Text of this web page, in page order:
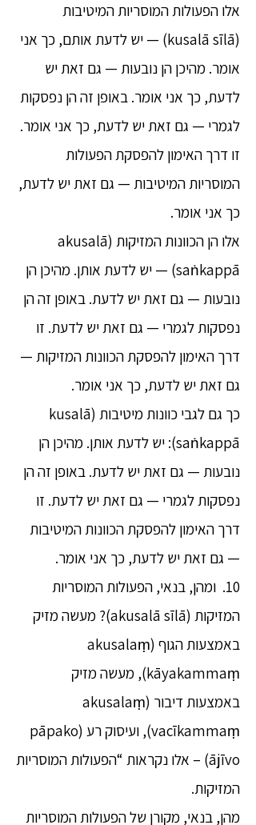
אלו הפעולות המוסריות המיטיבות
(kusalā sīlā) — יש לדעת אותם, כך אני
אומר. מהיכן הן נובעות — גם זאת יש
לדעת, כך אני אומר. באופן זה הן נפסקות
לגמרי — גם זאת יש לדעת, כך אני אומר.
זו דרך האימון להפסקת הפעולות
המוסריות המיטיבות — גם זאת יש לדעת,
כך אני אומר.
אלו הן הכוונות המזיקות (akusalā
saṅkappā) — יש לדעת אותן. מהיכן הן
נובעות — גם זאת יש לדעת. באופן זה הן
נפסקות לגמרי — גם זאת יש לדעת. זו
דרך האימון להפסקת הכוונות המזיקות —
גם זאת יש לדעת, כך אני אומר.
כך גם לגבי כוונות מיטיבות (kusalā
saṅkappā): יש לדעת אותן. מהיכן הן
נובעות — גם זאת יש לדעת. באופן זה הן
נפסקות לגמרי — גם זאת יש לדעת. זו
דרך האימון להפסקת הכוונות המיטיבות
— גם זאת יש לדעת, כך אני אומר.
10. ומהן, בנאי, הפעולות המוסריות
המזיקות (akusalā sīlā)? מעשה מזיק
באמצעות הגוף (akusalaṃ
kāyakammaṃ), מעשה מזיק
באמצעות דיבור (akusalaṃ
vacīkammaṃ), ועיסוק רע (pāpako
ājīvo) – אלו נקראות “הפעולות המוסריות
המזיקות.
מהן, בנאי, מקורן של הפעולות המוסריות